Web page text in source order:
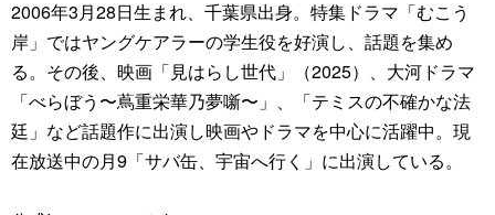
2006年3月28日生まれ、千葉県出身。特集ドラマ「むこう
岸」ではヤングケアラーの学生役を好演し、話題を集め
る。その後、映画「見はらし世代」（2025）、大河ドラマ
「べらぼう〜蔦重栄華乃夢噺〜」、「テミスの不確かな法
廷」など話題作に出演し映画やドラマを中心に活躍中。現
在放送中の月9「サバ缶、宇宙へ行く」に出演している。